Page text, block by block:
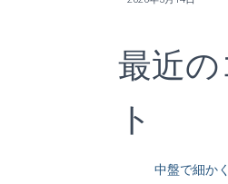
最近
ト
中盤で細か